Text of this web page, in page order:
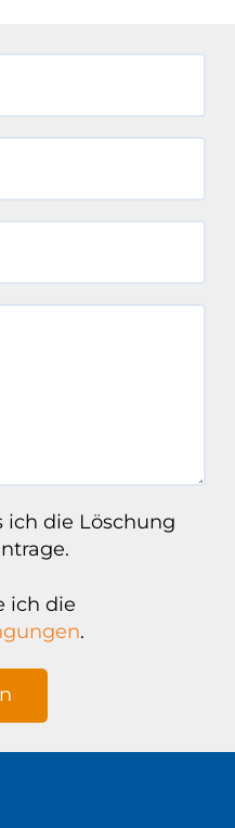
ich die Löschung
ich die
.